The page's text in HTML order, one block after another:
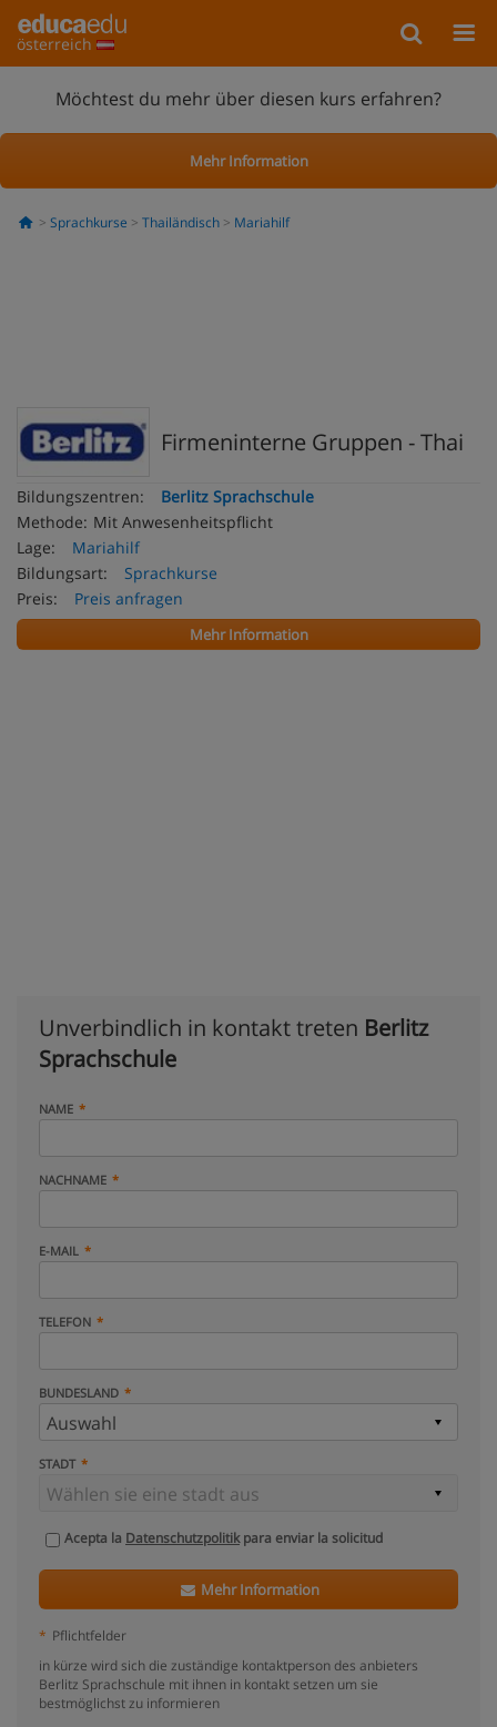
österreich
Möchtest du mehr über diesen kurs erfahren?
Mehr Information
Sprachkurse Thailändisch Mariahilf
Firmeninterne Gruppen - Thai
Bildungszentren:
Berlitz Sprachschule
Methode: Mit Anwesenheitspflicht
Lage:
Mariahilf
Bildungsart:
Sprachkurse
Preis:
Preis anfragen
Mehr Information
Unverbindlich in kontakt treten Berlitz
Sprachschule
NAME
NACHNAME
E-MAIL
TELEFON
BUNDESLAND
STADT
Acepta la Datenschutzpolitikpara enviar la solicitud
Mehr Information
* Pflichtfelder
in kürze wird sich die zuständige kontaktperson des anbieters
Berlitz Sprachschule mit ihnen in kontakt setzen um sie
bestmöglichst zu informieren